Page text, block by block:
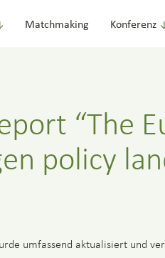
Matchmaking Konferenz
“The
policy
umfassend aktualisiert und